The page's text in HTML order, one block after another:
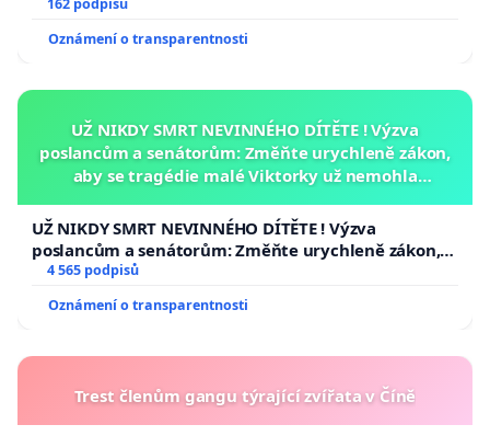
162 podpisů
Oznámení o transparentnosti
UŽ NIKDY SMRT NEVINNÉHO DÍTĚTE ! Výzva
poslancům a senátorům: Změňte urychleně zákon,
aby se tragédie malé Viktorky už nemohla
UŽ NIKDY SMRT NEVINNÉHO DÍTĚTE ! Výzva
poslancům a senátorům: Změňte urychleně zákon,
aby se tragédie malé Viktorky už nemohla opakovat!
4 565 podpisů
Oznámení o transparentnosti
Trest členům gangu týrající zvířata v Číně